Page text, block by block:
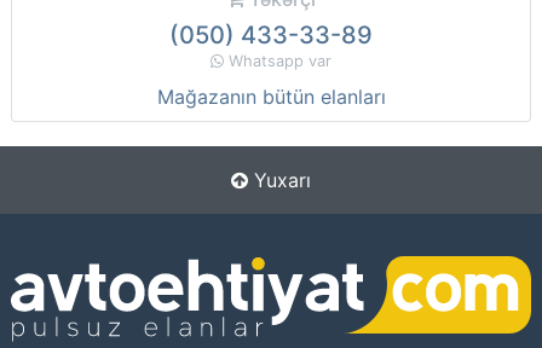
(050) 433-33-89
Whatsapp var
Mağazanın bütün elanları
Yuxarı